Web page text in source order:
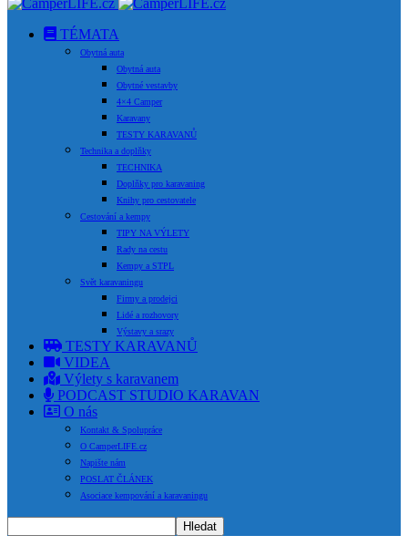
TÉMATA
Obytná auta
Obytná auta
Obytné vestavby
4×4 Camper
Karavany
TESTY KARAVANŮ
Technika a doplňky
TECHNIKA
Doplňky pro karavaning
Knihy pro cestovatele
Cestování a kempy
TIPY NA VÝLETY
Rady na cestu
Kempy a STPL
Svět karavaningu
Firmy a prodejci
Lidé a rozhovory
Výstavy a srazy
TESTY KARAVANŮ
VIDEA
Výlety s karavanem
PODCAST STUDIO KARAVAN
O nás
Kontakt & Spolupráce
O CamperLIFE.cz
Napište nám
POSLAT ČLÁNEK
Asociace kempování a karavaningu